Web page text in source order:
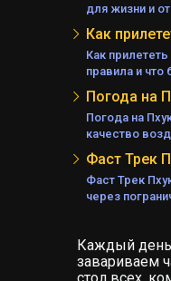
для жизни и
Как
Как
правила и что
Погода на
Погода на
качество
Фаст Трек
Фаст Трек
через
Каждый
завариваем